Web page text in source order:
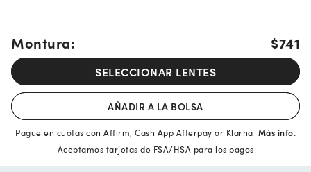
Montura: $741
SELECCIONAR LENTES
AÑADIR A LA BOLSA
Pague en cuotas con Affirm, Cash App Afterpay or Klarna Más info.
Aceptamos tarjetas de FSA/HSA para los pagos